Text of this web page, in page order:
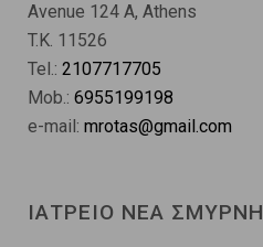
Avenue 124 A, Athens
T.K. 11526
Tel.: 2107717705
Mob.: 6955199198
e-mail: mrotas@gmail.com
ΙΑΤΡΕΙΟ ΝΕΑ ΣΜΥΡΝΗ